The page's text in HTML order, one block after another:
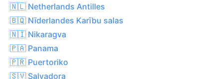
🇳🇱 Netherlands Antilles
🇧🇶 Nīderlandes Karību salas
🇳🇮 Nikaragva
🇵🇦 Panama
🇵🇷 Puertoriko
🇸🇻 Salvadora